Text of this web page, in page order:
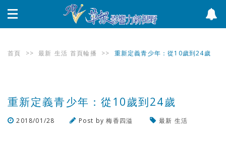
首頁 >> 最新 生活 首頁輪播 >> 重新定義青少年：從10歲到24歲
重新定義青少年：從10歲到24歲
2018/01/28 Post by梅香四溢 最新 生活